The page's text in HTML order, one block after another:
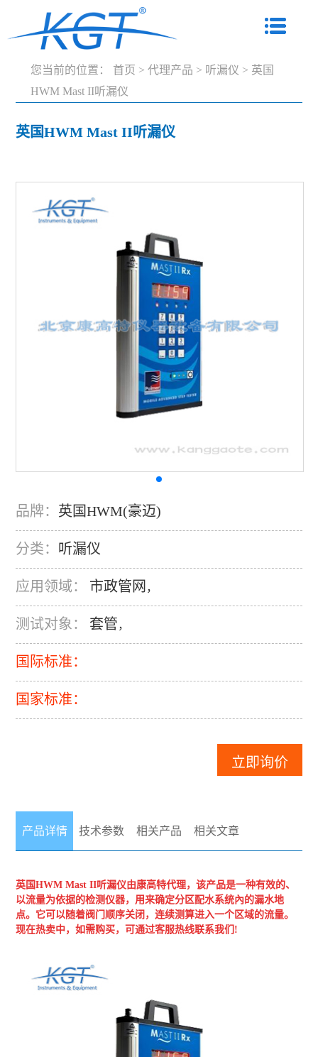
您当前的位置： 首页 > 代理产品 > 听漏仪 > 英国
HWM Mast II听漏仪
英国HWM Mast II听漏仪
品牌： 英国HWM(豪迈)
分类： 听漏仪
应用领域： 市政管网 ，
测试对象： 套管，
国际标准：
国家标准：
立即询价
产品详情 技术参数 相关产品 相关文章
英国HWM Mast II听漏仪由康高特代理，该产品是一种有效的、
以流量为依据的检测仪器，用来确定分区配水系统內的漏水地
点。它可以随着阀门顺序关闭，连续测算进入一个区域的流量。
现在热卖中，如需购买，可通过客服热线联系我们 !